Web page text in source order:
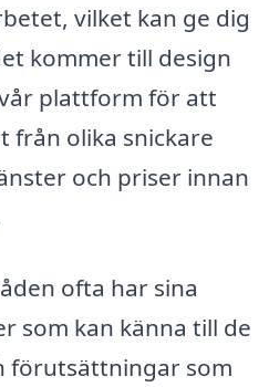
vilket kan ge dig
kommer till design
plattform för att
från olika snickare
och priser innan
ofta har sina
som kan känna till de
förutsättningar som